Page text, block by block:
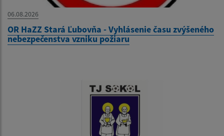
06.08.2026
OR HaZZ Stará Ľubovňa - Vyhlásenie času zvýšeného
nebezpečenstva vzniku požiaru